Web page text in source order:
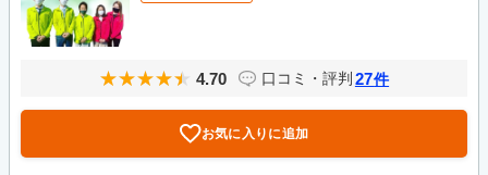
4.70 口コミ・評判 27件
お気に入りに追加